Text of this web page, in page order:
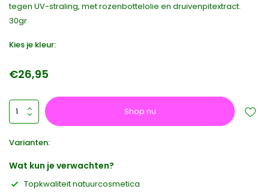
tegen UV-straling, met rozenbottelolie en druivenpitextract.
30gr
Kies je kleur:
€26,95
Shop nu
Varianten:
Wat kun je verwachten?
Topkwaliteit natuurcosmetica